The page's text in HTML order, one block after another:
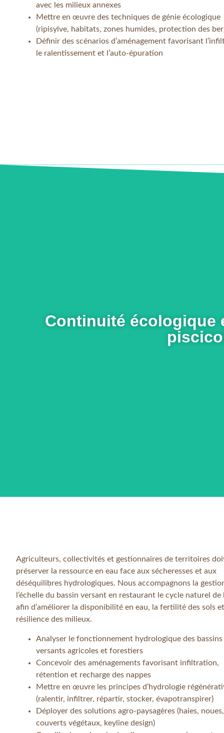
avec les milieux annexes
Mettre en œuvre des techniques de génie écologique
(ripisylve, habitats, zones humides, protection des
Définir des scénarios d’aménagement favorisant
le ralentissement et l’auto-épuration
Continuité écologique
En savoir
Exemples
Agriculteurs, collectivités et gestionnaires de territoires
préserver la ressource en eau face aux sécheresses et aux
déséquilibres hydrologiques. Nous accompagnons la
l’échelle du bassin versant en restaurant le cycle naturel de
afin d’améliorer la disponibilité en eau, la fertilité des sols
résilience des milieux.
Analyser le fonctionnement hydrologique des bassins
versants agricoles et forestiers
Concevoir des aménagements favorisant infiltration,
rétention et recharge des nappes
Mettre en œuvre les principes d’hydrologie
(ralentir, infiltrer, répartir, stocker, évapotranspirer)
Déployer des solutions agro-paysagères (haies,
couverts végétaux, keyline design)